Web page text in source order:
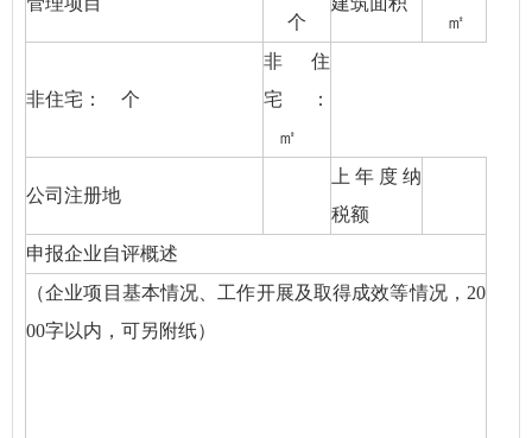
个
㎡
非住宅： 个
非住
宅：
㎡
公司注册地
上年度纳
税额
申报企业自评概述
（企业项目基本情况、工作开展及取得成效等情况，20
00字以内，可另附纸）